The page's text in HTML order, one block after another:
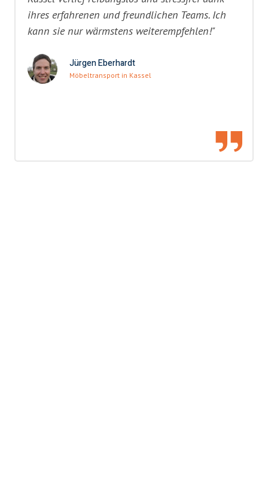
ihres erfahrenen und freundlichen Teams. Ich
kann sie nur wärmstens weiterempfehlen!"
Jürgen Eberhardt
Möbeltransport in Kassel